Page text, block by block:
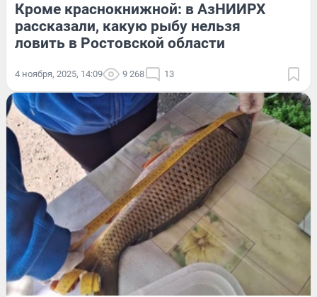
Кроме краснокнижной: в АзНИИРХ
рассказали, какую рыбу нельзя
ловить в Ростовской области
4 ноября, 2025, 14:09 9 268 13